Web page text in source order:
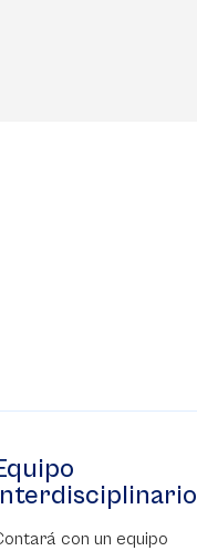
con un equipo